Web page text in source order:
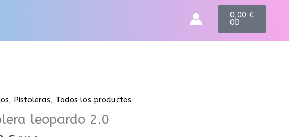
0,00 €
0
C
a
r
t
, Pistoleras, Todos los productos
leopardo 2.0